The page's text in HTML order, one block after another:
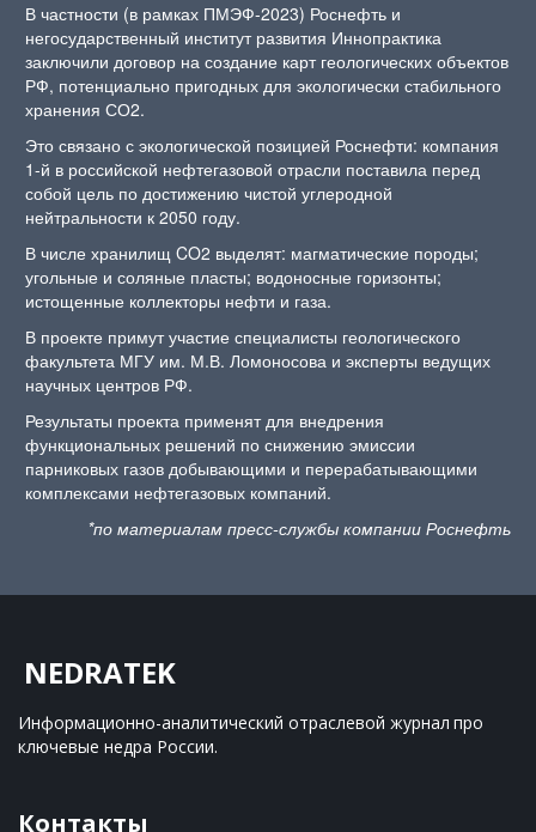
В частности (в рамках ПМЭФ-2023) Роснефть и
негосударственный институт развития Иннопрактика
заключили договор на создание карт геологических объектов
РФ, потенциально пригодных для экологически стабильного
хранения СО2.
Это связано с экологической позицией Роснефти: компания
1-й в российской нефтегазовой отрасли поставила перед
собой цель по достижению чистой углеродной
нейтральности к 2050 году.
В числе хранилищ CO2 выделят: магматические породы;
угольные и соляные пласты; водоносные горизонты;
истощенные коллекторы нефти и газа.
В проекте примут участие специалисты геологического
факультета МГУ им. М.В. Ломоносова и эксперты ведущих
научных центров РФ.
Результаты проекта применят для внедрения
функциональных решений по снижению эмиссии
парниковых газов добывающими и перерабатывающими
комплексами нефтегазовых компаний.
*по материалам пресс-службы компании Роснефть
NEDRATEK
Информационно-аналитический отраслевой журнал про
ключевые недра России.
Контакты